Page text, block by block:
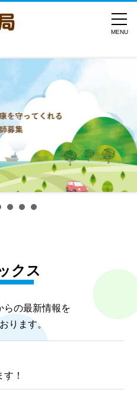
クス
らの最新情報を
ります。
！